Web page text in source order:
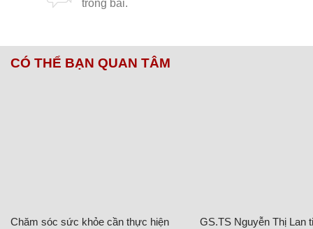
CÓ THỂ BẠN QUAN TÂM
Chăm sóc sức khỏe cần thực hiện
GS.TS Nguyễn Thị Lan